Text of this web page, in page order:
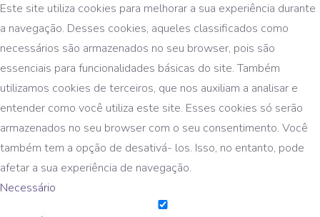
Este site utiliza cookies para melhorar a sua experiência durante
a navegação. Desses cookies, aqueles classificados como
necessários são armazenados no seu browser, pois são
essenciais para funcionalidades básicas do site. Também
utilizamos cookies de terceiros, que nos auxiliam a analisar e
entender como você utiliza este site. Esses cookies só serão
armazenados no seu browser com o seu consentimento. Você
também tem a opção de desativá- los. Isso, no entanto, pode
afetar a sua experiência de navegação.
Necessário